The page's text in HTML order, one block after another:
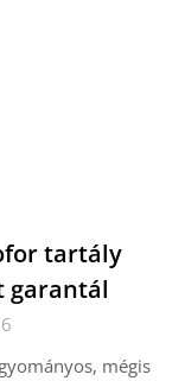
tartály
garantál
mégis